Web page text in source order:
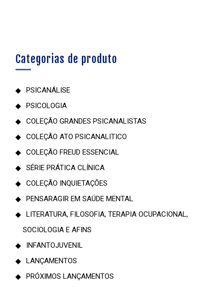
Categorias de produto
PSICANÁLISE
PSICOLOGIA
COLEÇÃO GRANDES PSICANALISTAS
COLEÇÃO ATO PSICANALITICO
COLEÇÃO FREUD ESSENCIAL
SÉRIE PRÁTICA CLÍNICA
COLEÇÃO INQUIETAÇÕES
PENSARAGIR EM SAÚDE MENTAL
LITERATURA, FILOSOFIA, TERAPIA OCUPACIONAL,
SOCIOLOGIA E AFINS
INFANTOJUVENIL
LANÇAMENTOS
PRÓXIMOS LANÇAMENTOS